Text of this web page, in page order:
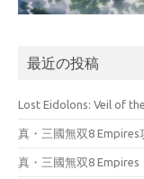
最近の投稿
Lost Eidolons: Veil of
真・三國無双8 Empires
真・三國無双8 Empires